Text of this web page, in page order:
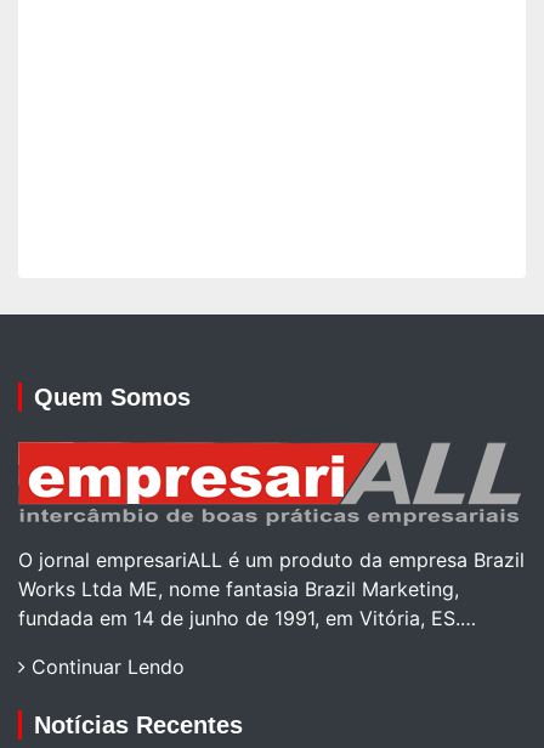
Quem Somos
O jornal empresariALL é um produto da empresa Brazil
Works Ltda ME, nome fantasia Brazil Marketing,
fundada em 14 de junho de 1991, em Vitória, ES.…
Continuar Lendo
Notícias Recentes